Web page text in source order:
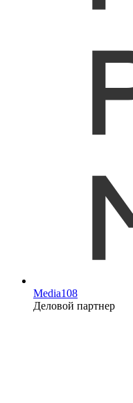
Media108
Деловой партнер